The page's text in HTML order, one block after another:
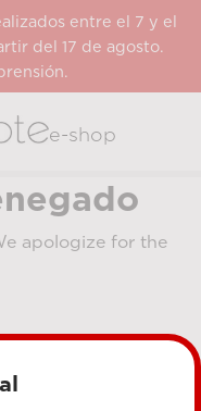
entre el 7 y el
del 17 de agosto.
e-shop
apologize for the